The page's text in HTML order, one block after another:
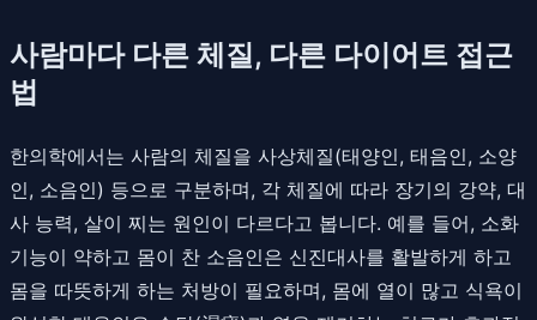
사람마다 다른 체질, 다른 다이어트 접근
법
한의학에서는 사람의 체질을 사상체질(태양인, 태음인, 소양
인, 소음인) 등으로 구분하며, 각 체질에 따라 장기의 강약, 대
사 능력, 살이 찌는 원인이 다르다고 봅니다. 예를 들어, 소화
기능이 약하고 몸이 찬 소음인은 신진대사를 활발하게 하고
몸을 따뜻하게 하는 처방이 필요하며, 몸에 열이 많고 식욕이